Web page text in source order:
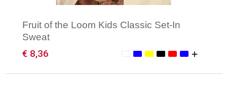
Fruit of the Loom Kids Classic Set-In
Sweat
€ 8,36